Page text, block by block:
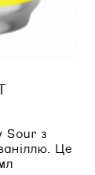
Sour з
Це